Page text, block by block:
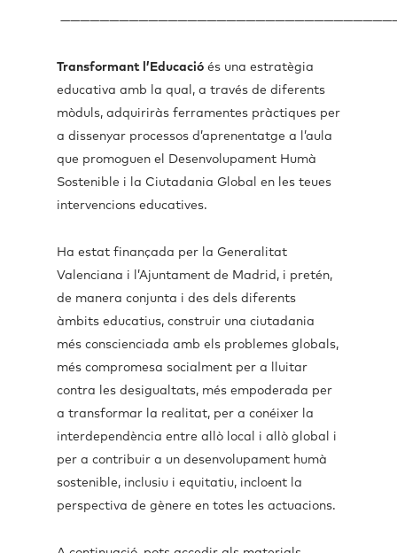
Transformant l’Educació és una estratègia
educativa amb la qual, a través de diferents
mòduls, adquiriràs ferramentes pràctiques per
a dissenyar processos d’aprenentatge a l’aula
que promoguen el Desenvolupament Humà
Sostenible i la Ciutadania Global en les teues
intervencions educatives.
Ha estat finançada per la Generalitat
Valenciana i l’Ajuntament de Madrid, i pretén,
de manera conjunta i des dels diferents
àmbits educatius, construir una ciutadania
més conscienciada amb els problemes globals,
més compromesa socialment per a lluitar
contra les desigualtats, més empoderada per
a transformar la realitat, per a conéixer la
interdependència entre allò local i allò global i
per a contribuir a un desenvolupament humà
sostenible, inclusiu i equitatiu, incloent la
perspectiva de gènere en totes les actuacions.